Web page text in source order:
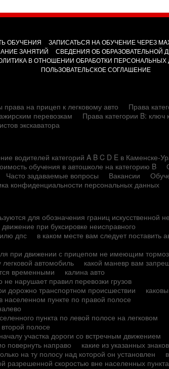
ОБУЧЕНИЯ ЗАПИСАТЬСЯ НА ОБУЧЕНИЕ ЧЕРЕЗ
ЗАНЯТИЙ СВЕДЕНИЯ ОБ ОБРАЗОВАТЕЛЬНОЙ
В ОТНОШЕНИИ ОБРАБОТКИ
ПОЛЬЗОВАТЕЛЬСКОЕ СОГЛАШЕНИЕ
на прицеп к легковому авто
Права
перевозкам
Права категории B: ключ
экскаватора
водителей категорий A B C D E в Каменске-
обучения в автошколе на категорию B
Часто задаваемые вопросы Вакансии
конфиденциальности персональных данных
для обозначения границ искусственной
при буксировке неисправного
дпс
в каком месте вам следует поставить
при движении с прицепом не имеющим
автомобиль
какой маневр вам
временными
калина авто
нарушает правил перевозки грузов
дорожно транспортном происшествии
населенном пункте по правой полосе
пункта по левой полосе на легковом
полосе
участка дороги со встречным движением
повернуть направо
какие из указанных
на ту полосу над которой он установлен
разрешенной скоростью вне населенных пункта